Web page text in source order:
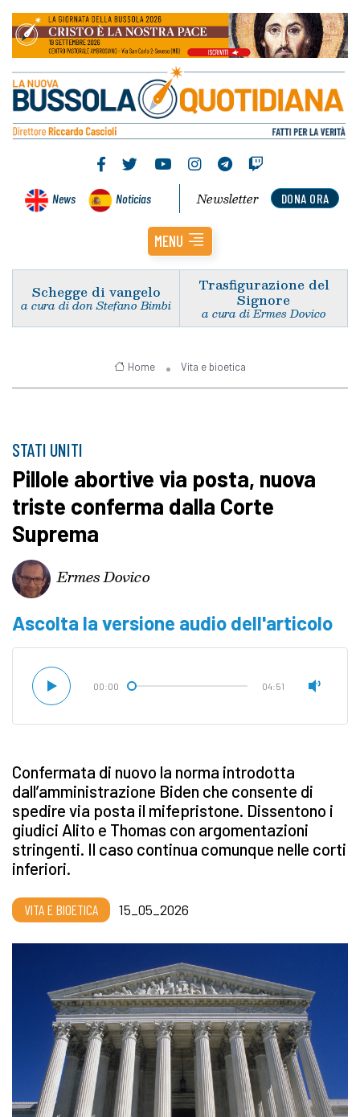
News Noticias DONA ORA
Newsletter
MENU
Schegge di vangelo
a cura di don Stefano Bimbi
Trasfigurazione del
Signore
a cura di Ermes Dovico
Home Vita e bioetica
STATI UNITI
Pillole abortive via posta, nuova
triste conferma dalla Corte
Suprema
Ermes Dovico
Ascolta la versione audio dell'articolo
00:00 04:51
Confermata di nuovo la norma introdotta
dall’amministrazione Biden che consente di
spedire via posta il mifepristone. Dissentono i
giudici Alito e Thomas con argomentazioni
stringenti. Il caso continua comunque nelle corti
inferiori.
VITA E BIOETICA 15_05_2026